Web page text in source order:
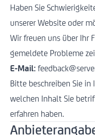
Haben Sie
unserer Website oder
Wir freuen uns über Ihr
gemeldete Probleme
E-Mail:
Bitte beschreiben Sie in
welchen Inhalt Sie
erfahren haben.